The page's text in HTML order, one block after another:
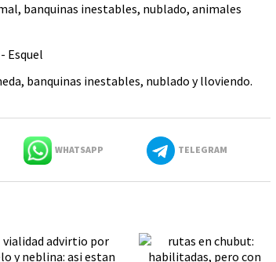
banquinas inestables, nublado, animales
Esquel
banquinas inestables, nublado y lloviendo.
WHATSAPP TELEGRAM